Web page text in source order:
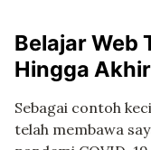
Belajar Web
Hingga
Sebagai contoh
telah membawa